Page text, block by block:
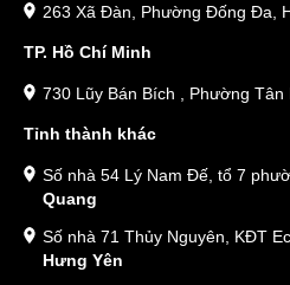
263 Xã Đàn, Phường Đống Đa,
TP. Hồ Chí Minh
730 Lũy Bán Bích , Phường Tân
Tỉnh thành khác
Số nhà 54 Lý Nam Đế, tổ 7
Quang
Số nhà 71 Thủy Nguyên, KĐT
Hưng Yên